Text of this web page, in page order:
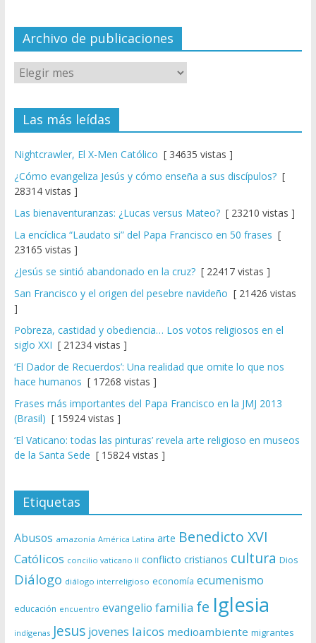
el
Archivo de publicaciones
Las más leídas
Nightcrawler, El X-Men Católico [ 34635 vistas ]
¿Cómo evangeliza Jesús y cómo enseña a sus discípulos?[
28314 vistas ]
Las bienaventuranzas: ¿Lucas versus Mateo?[ 23210 vistas ]
La encíclica “Laudato si” del Papa Francisco en 50 frases [
23165 vistas ]
¿Jesús se sintió abandonado en la cruz?[ 22417 vistas ]
San Francisco y el origen del pesebre navideño [ 21426 vistas
]
Pobreza, castidad y obediencia… Los votos religiosos en el
siglo XXI [ 21234 vistas ]
‘El Dador de Recuerdos’: Una realidad que omite lo que nos
hace humanos [ 17268 vistas ]
Frases más importantes del Papa Francisco en la JMJ 2013
(Brasil) [ 15924 vistas ]
‘El Vaticano: todas las pinturas’ revela arte religioso en museos
de la Santa Sede [ 15824 vistas ]
Etiquetas
Abusos amazonía América Latina arte Benedicto XVI
Católicos concilio vaticano II conflicto cristianos cultura Dios
Diálogo diálogo interreligioso economía ecumenismo
educación encuentro evangelio familia fe Iglesia
indígenas Jesus jovenes laicos medioambiente migrantes